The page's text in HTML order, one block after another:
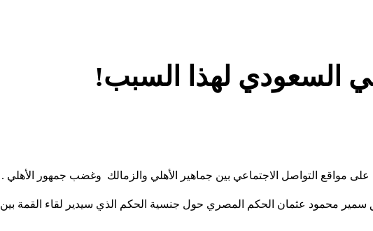
السعودي لهذا السبب!
مواقع التواصل الاجتماعي بين جماهير الأهلي والزمالك وغضب جمهور الأهلي .
سمير محمود عثمان الحكم المصري حول جنسية الحكم الذي سيدير لقاء القمة بين